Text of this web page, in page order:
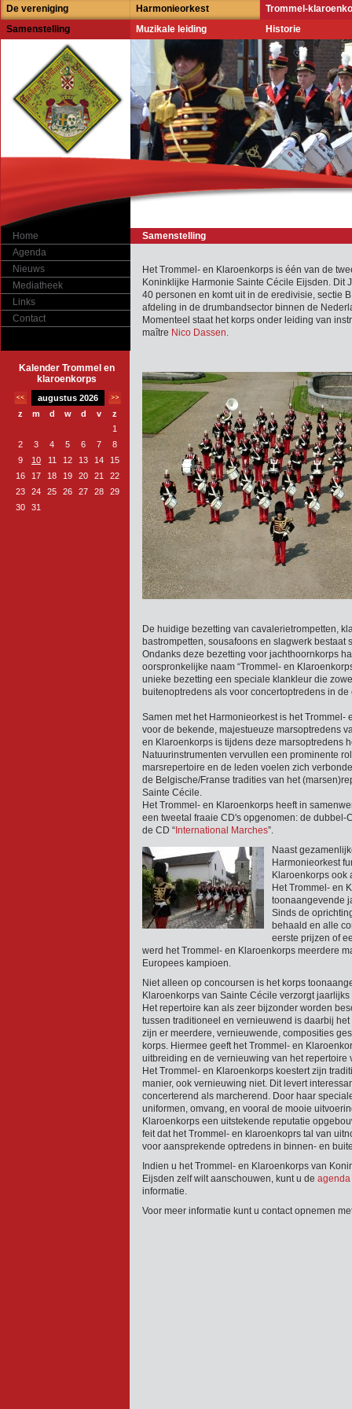
De vereniging Harmonieorkest
Trommel-
Samenstelling
Muzikale leiding Historie
Home
Agenda
Nieuws
Mediatheek
Links
Contact
Kalender Trommel en
klaroenkorps
augustus 2026
z
m d w d v
z
1
2
3 4 5 6 7
8
9
10 11 12 13 14
15
16
17 18 19 20 21
22
23
24 25 26 27 28
29
30
31
Samenstelling
Het Trommel- en Klaroenkorps is één van de
Koninklijke Harmonie Sainte Cécile Eijsden. Dit
40 personen en komt uit in de eredivisie, sectie
afdeling in de drumbandsector binnen de
Momenteel staat het korps onder leiding van
maître Nico Dassen.
De huidige bezetting van cavalerietrompetten,
bastrompetten, sousafoons en slagwerk bestaat
Ondanks deze bezetting voor jachthoornkorps
oorspronkelijke naam “Trommel- en
unieke bezetting een speciale klankleur die
buitenoptredens als voor concertoptredens in de
Samen met het Harmonieorkest is het
voor de bekende, majestueuze marsoptredens
en Klaroenkorps is tijdens deze marsoptredens
Natuurinstrumenten vervullen een prominente
marsrepertoire en de leden voelen zich
de Belgische/Franse tradities van het
Sainte Cécile.
Het Trommel- en Klaroenkorps heeft in
een tweetal fraaie CD's opgenomen: de dubbel-
de CD “ International Marches”.
Naast
Harmonieorkest
Klaroenkorps ook
Het Trommel- en
toonaangevende
Sinds de
behaald en alle
eerste prijzen of
werd het Trommel- en Klaroenkorps meerdere
Europees kampioen.
Niet alleen op concoursen is het korps
Klaroenkorps van Sainte Cécile verzorgt
Het repertoire kan als zeer bijzonder worden
tussen traditioneel en vernieuwend is daarbij
zijn er meerdere, vernieuwende, composities
korps. Hiermee geeft het Trommel- en
uitbreiding en de vernieuwing van het repertoire
Het Trommel- en Klaroenkorps koestert zijn
manier, ook vernieuwing niet. Dit levert
concerterend als marcherend. Door haar
uniformen, omvang, en vooral de mooie
Klaroenkorps een uitstekende reputatie
feit dat het Trommel- en klaroenkoprs tal van
voor aansprekende optredens in binnen- en
Indien u het Trommel- en Klaroenkorps van
Eijsden zelf wilt aanschouwen, kunt u de agenda
informatie.
Voor meer informatie kunt u contact opnemen